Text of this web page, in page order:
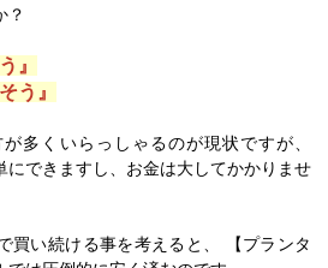
？
』
う』
多くいらっしゃるのが現状ですが、
にできますし、お金は大してかかりませ
買い続ける事を考えると、 【プランタ